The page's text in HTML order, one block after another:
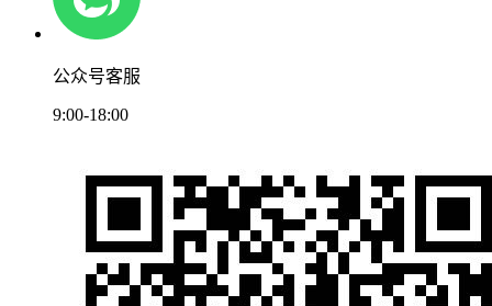
公众号客服
9:00-18:00